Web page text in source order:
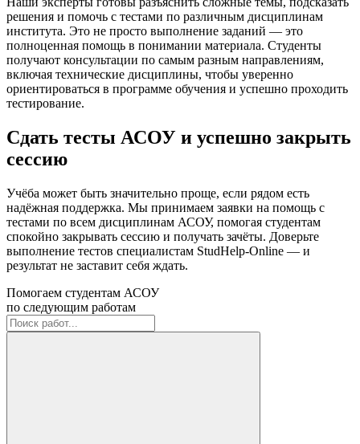
решения и помочь с тестами по различным дисциплинам
института. Это не просто выполнение заданий — это
полноценная помощь в понимании материала. Студенты
получают консультации по самым разным направлениям,
включая технические дисциплины, чтобы уверенно
ориентироваться в программе обучения и успешно проходить
тестирование.
Сдать тесты АСОУ и успешно закрыть
сессию
Учёба может быть значительно проще, если рядом есть
надёжная поддержка. Мы принимаем заявки на помощь с
тестами по всем дисциплинам АСОУ, помогая студентам
спокойно закрывать сессию и получать зачёты. Доверьте
выполнение тестов специалистам StudHelp-Online — и
результат не заставит себя ждать.
Помогаем студентам АСОУ
по следующим работам